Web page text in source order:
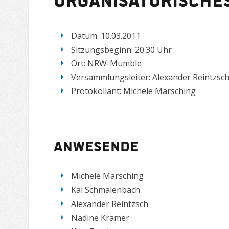
Datum: 10.03.2011
Sitzungsbeginn: 20.30 Uhr
Ort: NRW-Mumble
Versammlungsleiter: Alexander Reintzsch
Protokollant: Michele Marsching
Anwesende
Michele Marsching
Kai Schmalenbach
Alexander Reintzsch
Nadine Krämer